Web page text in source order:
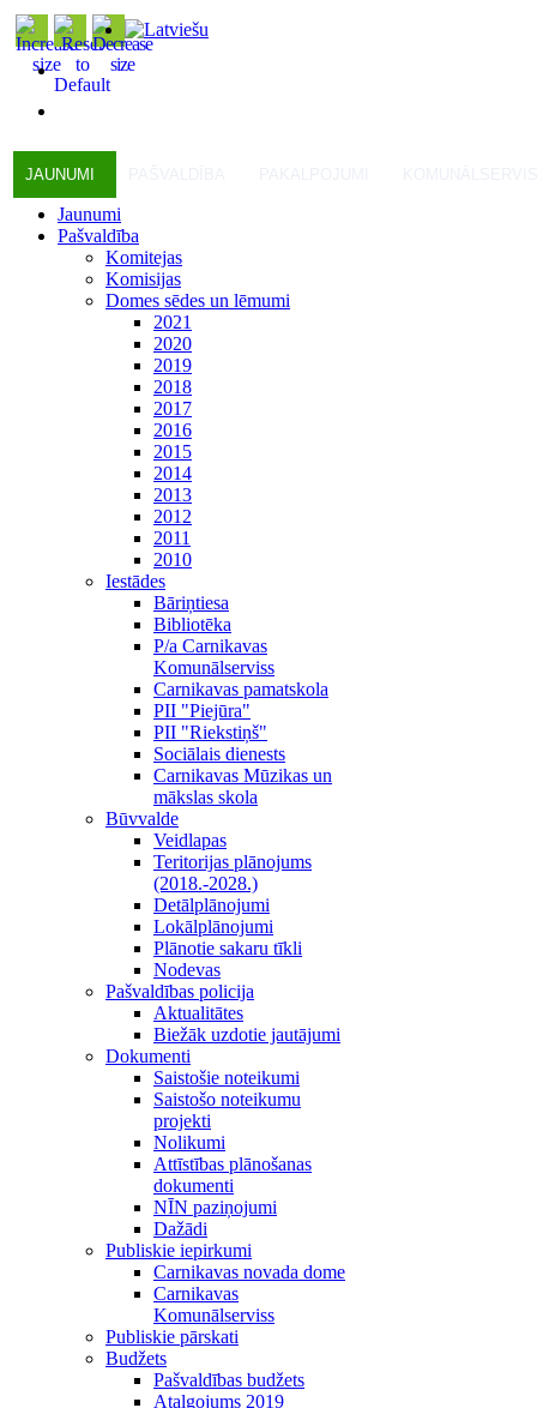
JAUNUMI
Jaunumi
Pašvaldība
Komitejas
Komisijas
Domes sēdes un lēmumi
2021
2020
2019
2018
2017
2016
2015
2014
2013
2012
2011
2010
Iestādes
Bāriņtiesa
Bibliotēka
P/a Carnikavas
Komunālserviss
Carnikavas pamatskola
PII "Piejūra"
PII "Riekstiņš"
Sociālais dienests
Carnikavas Mūzikas un
mākslas skola
Būvvalde
Veidlapas
Teritorijas plānojums
(2018.-2028.)
Detālplānojumi
Lokālplānojumi
Plānotie sakaru tīkli
Nodevas
Pašvaldības policija
Aktualitātes
Biežāk uzdotie jautājumi
Dokumenti
Saistošie noteikumi
Saistošo noteikumu
projekti
Nolikumi
Attīstības plānošanas
dokumenti
NĪN paziņojumi
Dažādi
Publiskie iepirkumi
Carnikavas novada dome
Carnikavas
Komunālserviss
Publiskie pārskati
Budžets
Pašvaldības budžets
Atalgojums 2019